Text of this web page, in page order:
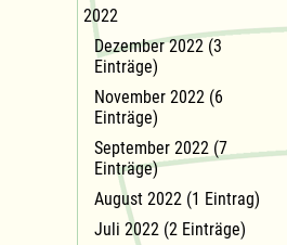
2022
Dezember 2022 (3
Einträge)
November 2022 (6
Einträge)
September 2022 (7
Einträge)
August 2022 (1 Eintrag)
Juli 2022 (2 Einträge)